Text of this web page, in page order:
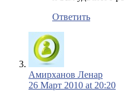
Ответить
Амирханов Ленар
26 Март 2010 at 20:20